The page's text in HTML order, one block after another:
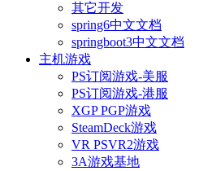
其它开发
spring6中文文档
springboot3中文文档
主机游戏
PS订阅游戏-美服
PS订阅游戏-港服
XGP PGP游戏
SteamDeck游戏
VR PSVR2游戏
3A游戏基地